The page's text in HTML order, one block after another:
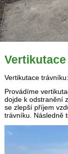
Vertikutace trávníku:
Provádíme
dojde k odstranění
se zlepší příjem
trávníku. Následně